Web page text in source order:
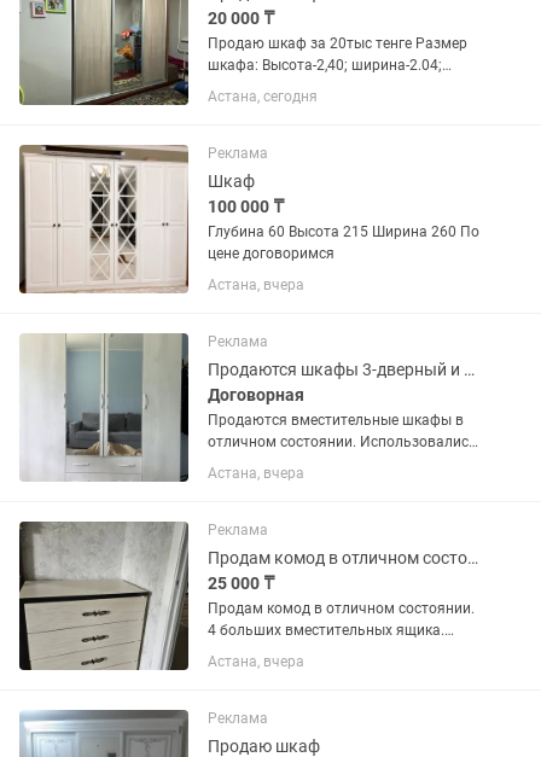
20 000 ₸
Продаю шкаф за 20тыс тенге Размер
шкафа: Высота-2,40; ширина-2.04;
глубина- 60см Самовывоз Сыганак 54 ,
ЖК НОМАД Пишите, звоните
Астана, сегодня
Реклама
Шкаф
100 000 ₸
Глубина 60 Высота 215 Ширина 260 По
цене договоримся
Астана, вчера
Реклама
Продаются шкафы 3-дверный и 4-дверный
Договорная
Продаются вместительные шкафы в
отличном состоянии. Использовались
аккуратно, без повреждений. Подойдут
для спальни, детской или прихожей.
крепкие, без сколов и...
Астана, вчера
Реклама
Продам комод в отличном состоянии
25 000 ₸
Продам комод в отличном состоянии.
4 больших вместительных ящика.
Размеры ширина 900 мм, глубина 480
мм. Торг уместен.
Астана, вчера
Реклама
Продаю шкаф